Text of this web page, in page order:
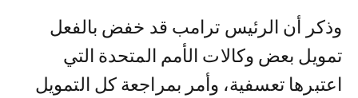
وذكر أن الرئيس ترامب قد خفض بالفعل
تمويل بعض وكالات الأمم المتحدة التي
اعتبرها تعسفية، وأمر بمراجعة كل التمويل